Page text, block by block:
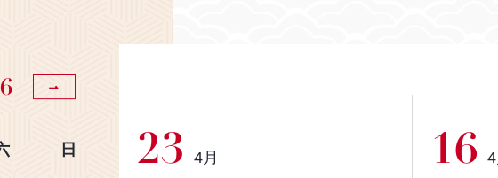
日 23 4月 16 4